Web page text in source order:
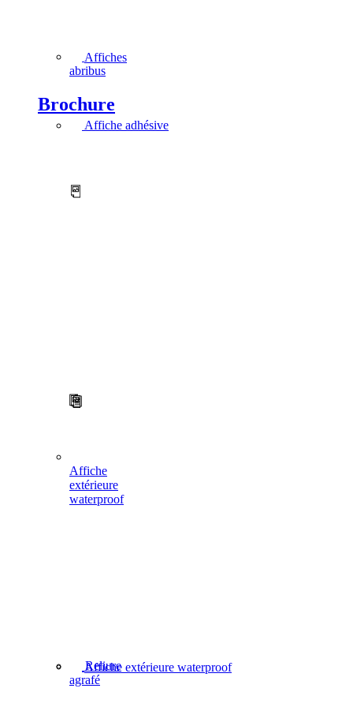
Affiches
abribus
Brochure
Reliure
agrafé
Affiche
extérieure
waterproof
Affiche adhésive
Affiche extérieure waterproof